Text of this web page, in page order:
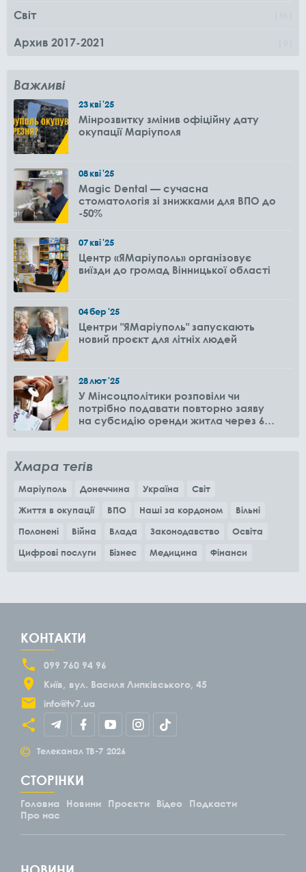
Світ
Архив 2017-2021
Важливі
23кві'25
Мінрозвитку змінив офіційну дату
окупації Маріуполя
08кві'25
Magic Dental — сучасна
стоматологія зі знижками для ВПО до
-50%
07кві'25
Центр «ЯМаріуполь» організовує
виїзди до громад Вінницької області
04бер'25
Центри "ЯМаріуполь" запускають
новий проєкт для літніх людей
28лют'25
У Мінсоцполітики розповіли чи
потрібно подавати повторно заяву
на субсидію оренди житла через 6
Хмара тегів
Маріуполь Донеччина Україна
Світ
Життя в окупації
ВПО Наші за кордоном
Вільні
Полонені
Війна Влада Законодавство
Освіта
Цифрові послуги
Бізнес Медицина Фінанси
КОНТАКТИ
099 760 94 96
Київ
вул. Василя Липківського, 45
info@tv7.ua
© Телеканал ТВ-7 2026
СТОРІНКИ
Головна Новини Проєкти Відео
Подкасти
Про нас